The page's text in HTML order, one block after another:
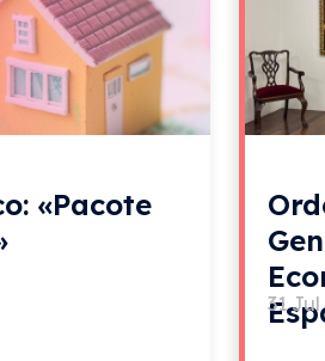
«Pacote
31 Jul